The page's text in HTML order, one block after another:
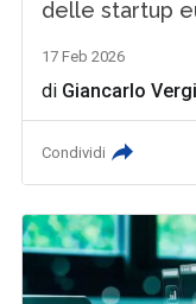
delle startup
17 Feb 2026
di Giancarlo
Condividi